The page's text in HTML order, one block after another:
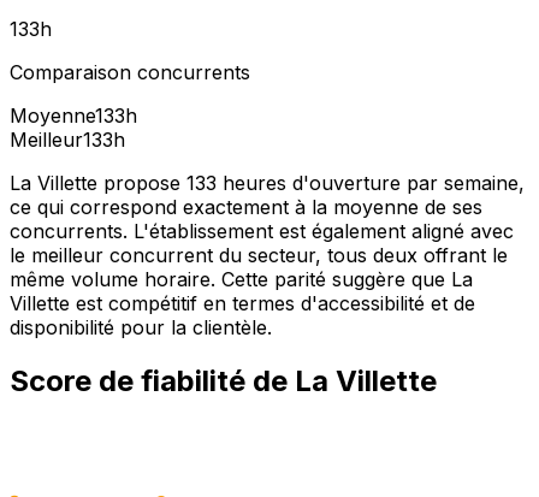
133h
Comparaison concurrents
Moyenne133h
Meilleur133h
La Villette propose 133 heures d'ouverture par semaine,
ce qui correspond exactement à la moyenne de ses
concurrents. L'établissement est également aligné avec
le meilleur concurrent du secteur, tous deux offrant le
même volume horaire. Cette parité suggère que La
Villette est compétitif en termes d'accessibilité et de
disponibilité pour la clientèle.
Score de fiabilité de La Villette